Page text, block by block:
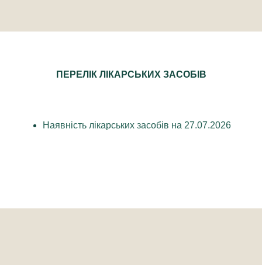
ПЕРЕЛІК ЛІКАРСЬКИХ ЗАСОБІВ
Наявність лікарських засобів на 27.07.2026